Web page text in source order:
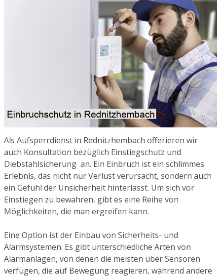
Als Aufsperrdienst in Rednitzhembach offerieren wir
auch Konsultation bezüglich Einstiegschutz und
Diebstahlsicherung an. Ein Einbruch ist ein schlimmes
Erlebnis, das nicht nur Verlust verursacht, sondern auch
ein Gefühl der Unsicherheit hinterlässt. Um sich vor
Einstiegen zu bewahren, gibt es eine Reihe von
Möglichkeiten, die man ergreifen kann.
Eine Option ist der Einbau von Sicherheits- und
Alarmsystemen. Es gibt unterschiedliche Arten von
Alarmanlagen, von denen die meisten über Sensoren
verfügen, die auf Bewegung reagieren, während andere